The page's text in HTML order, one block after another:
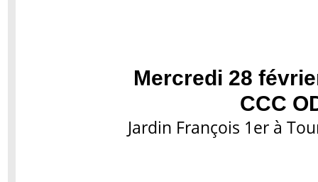
Mercredi 28
CCC
Jardin François 1er à